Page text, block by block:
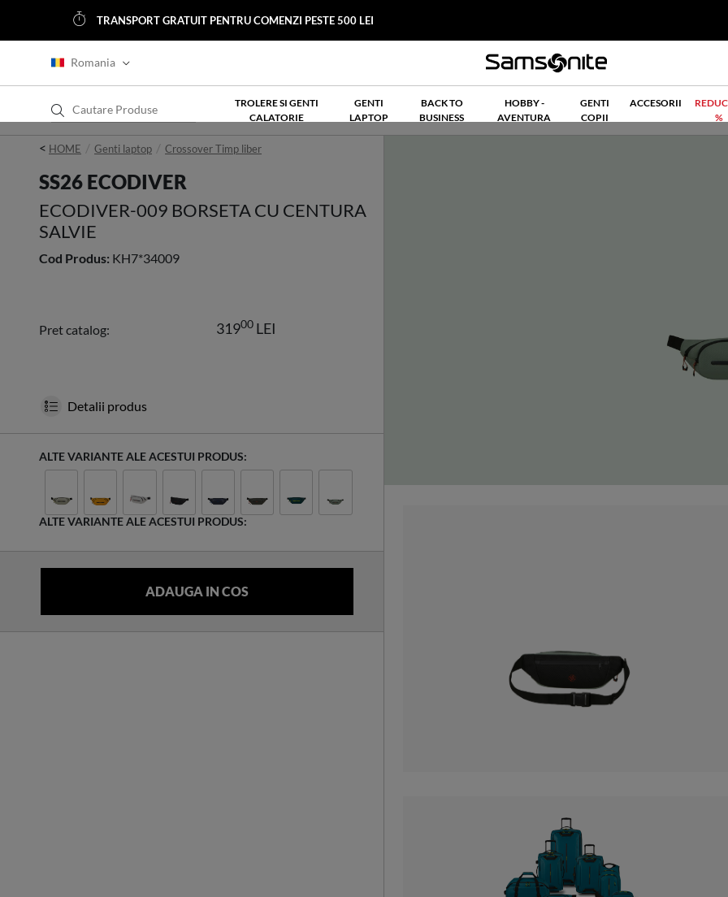
TRANSPORT GRATUIT PENTRU COMENZI PESTE 500 LEI
Romania
TROLERE SI GENTI
CALATORIE
GENTI
LAPTOP
BACK TO
BUSINESS
HOBBY -
AVENTURA
GENTI
COPII
ACCESORII
%
< HOME Genti laptop Crossover Timp liber
SS26 ECODIVER
ECODIVER-009 BORSETA CU CENTURA
SALVIE
Cod Produs: KH7*34009
Pret catalog: 31900 LEI
Detalii produs
ALTE VARIANTE ALE ACESTUI PRODUS:
ALTE VARIANTE ALE ACESTUI PRODUS: